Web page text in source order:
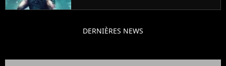
DERNIÈRES NEWS